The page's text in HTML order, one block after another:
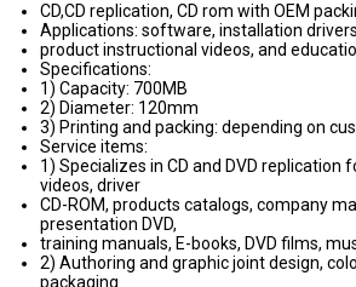
CD,CD replication, CD rom with OEM
Applications: software, installation
product instructional videos, and
Specifications:
1) Capacity: 700MB
2) Diameter: 120mm
3) Printing and packing: depending on
Service items:
1) Specializes in CD and DVD replication
videos, driver
CD-ROM, products catalogs, company
presentation DVD,
training manuals, E-books, DVD films,
2) Authoring and graphic joint design,
packaging